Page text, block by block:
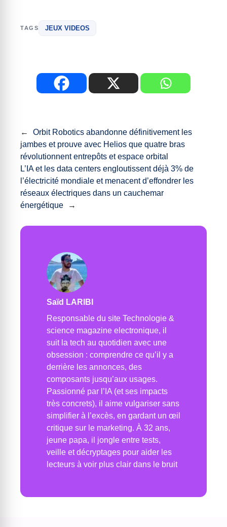
TAGS JEUX VIDEOS
←
Orbit Robotics abandonne définitivement les
jambes et prouve avec Helios que quatre bras
révolutionnent entrepôts et espace orbital
L’IA et les data centers engloutissent déjà 3% de
l’électricité mondiale et menacent d’effondrer les
réseaux électriques dans un cauchemar
énergétique
→
Saïd LARIBI
Responsable du site Technologie &
science magazine electronique, il
suit la tech au quotidien avec une
obsession : comprendre ce qu’il y a
derrière les annonces, des
composants jusqu’aux usages.
Passionné par l’IA (et ses impacts
très concrets), il aime vulgariser sans
simplifier à l’excès, en gardant un œil
critique sur le marketing. À 32 ans,
jeune papa, il jongle entre tests,
veille et décryptages pour aider les
lecteurs à voir plus clair dans le bruit